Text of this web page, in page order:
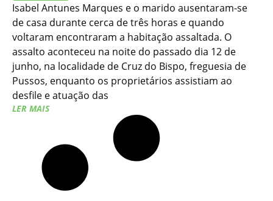
Isabel Antunes Marques e o marido ausentaram-se
de casa durante cerca de três horas e quando
voltaram encontraram a habitação assaltada. O
assalto aconteceu na noite do passado dia 12 de
junho, na localidade de Cruz do Bispo, freguesia de
Pussos, enquanto os proprietários assistiam ao
desfile e atuação das
LER MAIS